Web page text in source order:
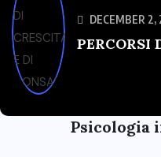
DECEMBER 2,
PERCORSI
Psicologia